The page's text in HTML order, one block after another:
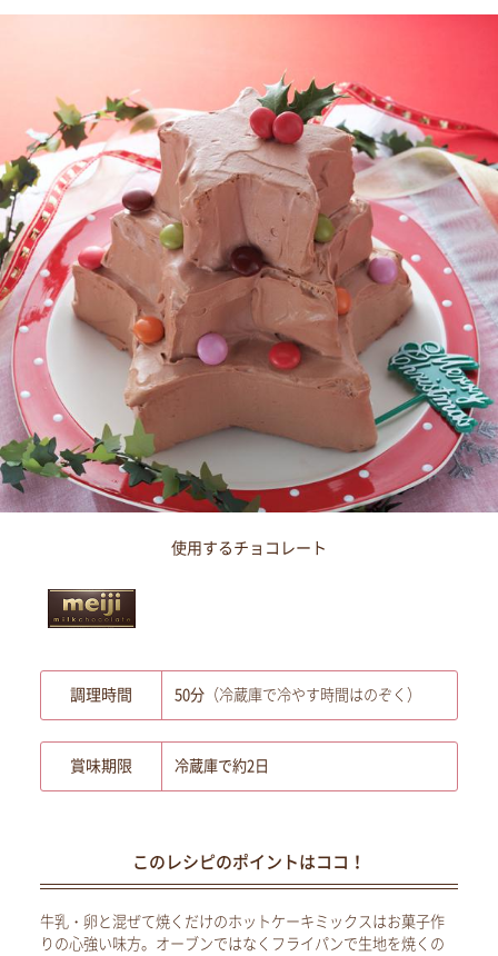
使用するチョコレート
調理時間 50分 （冷蔵庫で冷やす時間はのぞく）
賞味期限 冷蔵庫で約2日
このレシピのポイントはココ！
牛乳・卵と混ぜて焼くだけのホットケーキミックスはお菓子作
りの心強い味方。オーブンではなくフライパンで生地を焼くの